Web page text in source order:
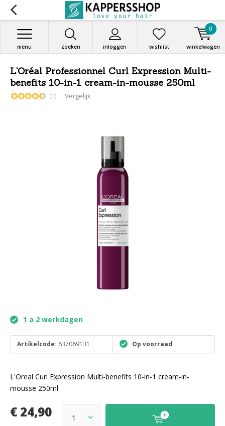
zoeken inloggen
menu wishlist winkelwagen
0
L'Oréal Professionnel Curl Expression Multi-
benefits 10-in-1 cream-in-mousse 250ml
(2) Vergelijk
1 a 2 werkdagen
Artikelcode: 637069131 Op voorraad
L'Oreal Curl Expression Multi-benefits 10-in-1 cream-in-
mousse 250ml
€ 24,90